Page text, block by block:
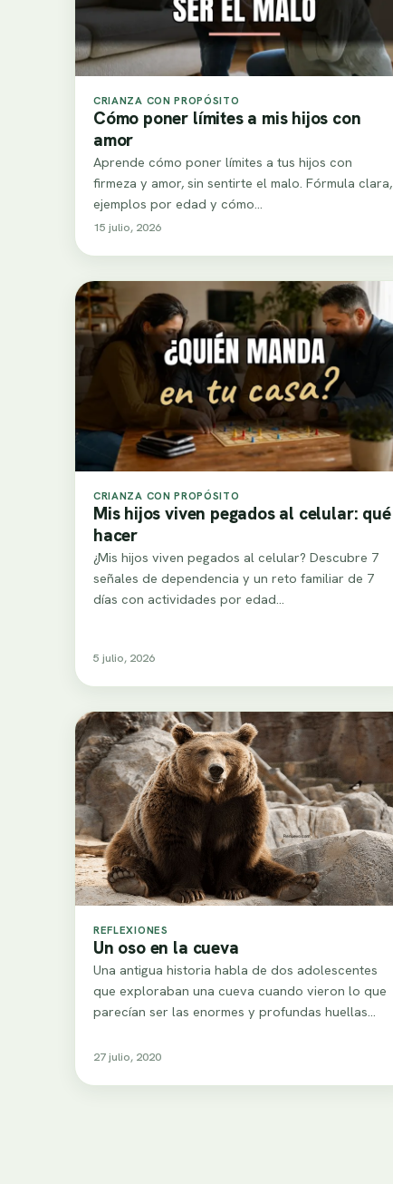
CRIANZA CON PROPÓSITO
Cómo poner límites a mis hijos con
amor
Aprende cómo poner límites a tus hijos con
firmeza y amor, sin sentirte el malo. Fórmula clara,
ejemplos por edad y cómo…
15 julio, 2026
CRIANZA CON PROPÓSITO
Mis hijos viven pegados al celular: qué
hacer
¿Mis hijos viven pegados al celular? Descubre 7
señales de dependencia y un reto familiar de 7
días con actividades por edad…
5 julio, 2026
REFLEXIONES
Un oso en la cueva
Una antigua historia habla de dos adolescentes
que exploraban una cueva cuando vieron lo que
parecían ser las enormes y profundas huellas…
27 julio, 2020